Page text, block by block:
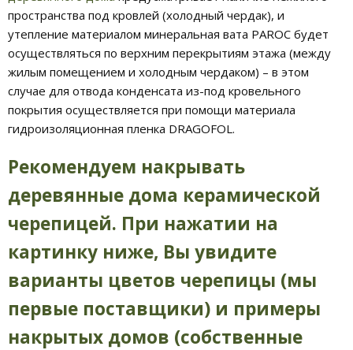
пространства под кровлей (холодный чердак), и
утепление материалом минеральная вата PAROC будет
осуществляться по верхним перекрытиям этажа (между
жилым помещением и холодным чердаком) – в этом
случае для отвода конденсата из-под кровельного
покрытия осуществляется при помощи материала
гидроизоляционная пленка DRAGOFOL.
Рекомендуем накрывать
деревянные дома керамической
черепицей. При нажатии на
картинку ниже, Вы увидите
варианты цветов черепицы (мы
первые поставщики) и примеры
накрытых домов (собственные